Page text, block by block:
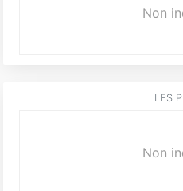
Non
LES
Non